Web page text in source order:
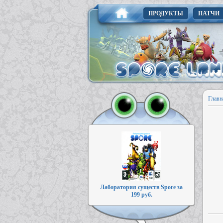
ПРОДУКТЫ ПАТЧИ
Лаборатория существ Spore за
199 руб.